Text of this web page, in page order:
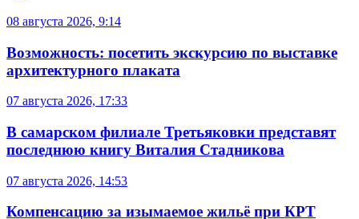
08 августа 2026, 9:14
Возможность: посетить экскурсию по выставке
архитектурного плаката
07 августа 2026, 17:33
В самарском филиале Третьяковки представят
последнюю книгу Виталия Стадникова
07 августа 2026, 14:53
Компенсацию за изымаемое жильё при КРТ